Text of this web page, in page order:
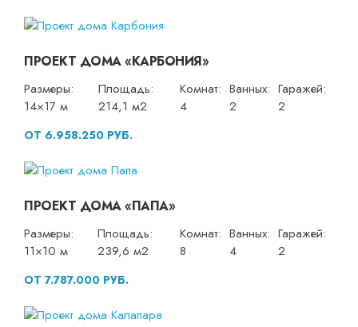
ПРОЕКТ ДОМА «КАРБОНИЯ»
Размеры:
14×17 м
Площадь:
214,1 м2
Комнат:
4
Ванных:
2
Гаражей:
2
ОТ 6.958.250 РУБ.
ПРОЕКТ ДОМА «ПАПА»
Размеры:
11×10 м
Площадь:
239,6 м2
Комнат:
8
Ванных:
4
Гаражей:
2
ОТ 7.787.000 РУБ.